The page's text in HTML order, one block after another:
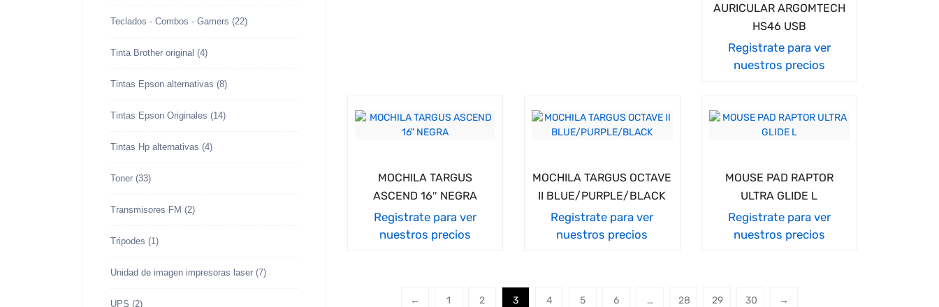
Teclados - Combos - Gamers (22)
Tinta Brother original (4)
Tintas Epson alternativas (8)
Tintas Epson Originales (14)
Tintas Hp alternativas (4)
Toner (33)
Transmisores FM (2)
Tripodes (1)
Unidad de imagen impresoras laser (7)
UPS (2)
AURICULAR ARGOMTECH
HS46 USB
Registrate para ver
nuestros precios
MOCHILA TARGUS
ASCEND 16″ NEGRA
Registrate para ver
nuestros precios
MOCHILA TARGUS OCTAVE
II BLUE/PURPLE/BLACK
Registrate para ver
nuestros precios
MOUSE PAD RAPTOR
ULTRA GLIDE L
Registrate para ver
nuestros precios
← 1 2 3 4 5 6 … 28 29 30 →